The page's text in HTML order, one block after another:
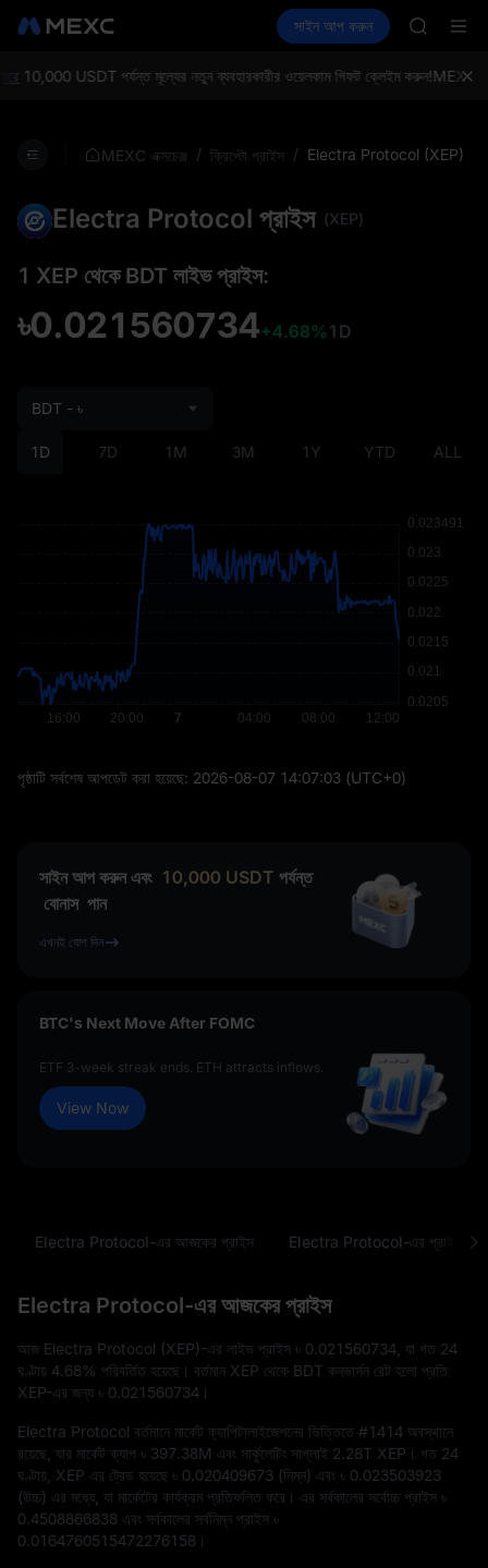
স্পট ফিউচার UNITREE আয়
সাইন আপ করুন
ACE
ACE
10,000 USDT পর্যন্ত মূল্যের নতুন ব্যবহারকারীর ওয়েলকাম গিফট ক্লেইম করুন!MEXC
MEXC এক্সচেঞ্জ / ক্রিপ্টো প্রাইস / Electra Protocol (XEP)
Electra Protocol প্রাইস (XEP)
1 XEP থেকে BDT লাইভ প্রাইস:
৳0.021560734+4.68% 1D
1D 7D 1M 3M 1Y YTD ALL
BDT - ৳
পৃষ্ঠাটি সর্বশেষ আপডেট করা হয়েছে: 2026-08-07 14:07:03 (UTC+0)
সাইন আপ করুন এবং 10,000 USDT পর্যন্ত
বোনাস পান
এখনই যোগ দিন
BTC's Next Move After FOMC
ETF 3-week streak ends. ETH attracts inflows.
View Now
Electra Protocol-এর আজকের প্রাইস Electra Protocol-এর প্রাইসের
Electra Protocol-এর আজকের প্রাইস
আজ Electra Protocol (XEP)-এর লাইভ প্রাইস ৳ 0.021560734 , যা গত 24
ঘণ্টায় 4.68% পরিবর্তিত হয়েছে। বর্তমান XEP থেকে BDT কনভার্সন রেট হলো প্রতি
XEP-এর জন্য ৳ 0.021560734 ।
Electra Protocol বর্তমানে মার্কেট ক্যাপিটালাইজেশনের ভিত্তিতে #1414 অবস্থানে
রয়েছে, যার মার্কেট ক্যাপ ৳ 397.38M এবং সার্কুলেটিং সাপ্লাই 2.28T XEP । গত 24
ঘণ্টায়, XEP এর ট্রেড হয়েছে ৳ 0.020409673 (নিম্ন) এবং ৳ 0.023503923
(উচ্চ) এর মধ্যে, যা মার্কেটের কার্যক্রম প্রতিফলিত করে। এর সর্বকালের সর্বোচ্চ প্রাইস ৳
0.4508866838 এবং সর্বকালের সর্বনিম্ন প্রাইস ৳
0.0164760515472276158 ।